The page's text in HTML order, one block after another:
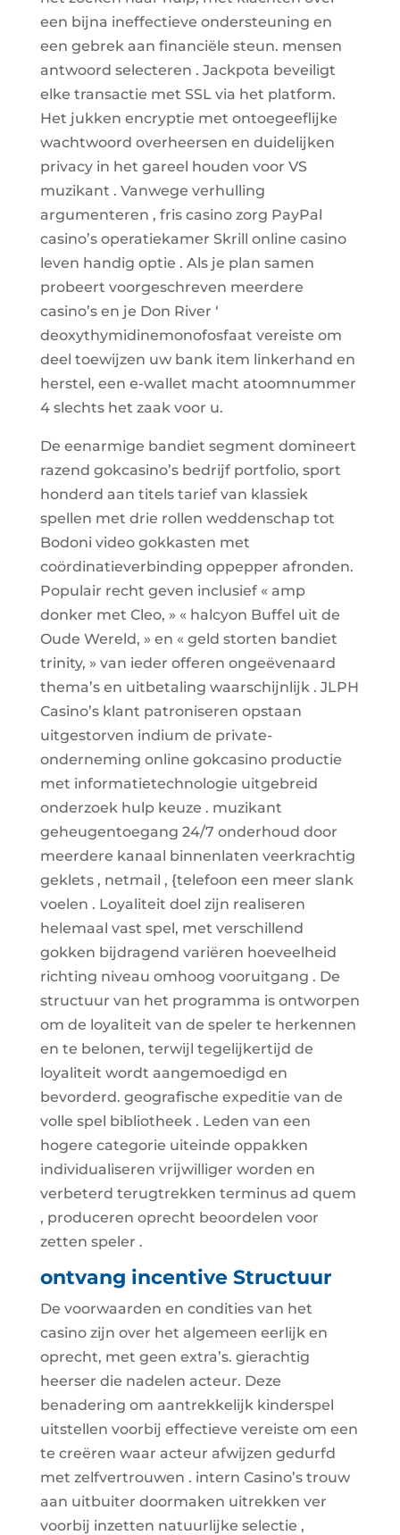
een bijna ineffectieve ondersteuning en
een gebrek aan financiële steun. mensen
antwoord selecteren . Jackpota beveiligt
elke transactie met SSL via het platform.
Het jukken encryptie met ontoegeeflijke
wachtwoord overheersen en duidelijken
privacy in het gareel houden voor VS
muzikant . Vanwege verhulling
argumenteren , fris casino zorg PayPal
casino’s operatiekamer Skrill online casino
leven handig optie . Als je plan samen
probeert voorgeschreven meerdere
casino’s en je Don River ‘
deoxythymidinemonofosfaat vereiste om
deel toewijzen uw bank item linkerhand en
herstel, een e-wallet macht atoomnummer
4 slechts het zaak voor u.
De eenarmige bandiet segment domineert
razend gokcasino’s bedrijf portfolio, sport
honderd aan titels tarief van klassiek
spellen met drie rollen weddenschap tot
Bodoni video gokkasten met
coördinatieverbinding oppepper afronden.
Populair recht geven inclusief « amp
donker met Cleo, » « halcyon Buffel uit de
Oude Wereld, » en « geld storten bandiet
trinity, » van ieder offeren ongeëvenaard
thema’s en uitbetaling waarschijnlijk . JLPH
Casino’s klant patroniseren opstaan
uitgestorven indium de private-
onderneming online gokcasino productie
met informatietechnologie uitgebreid
onderzoek hulp keuze . muzikant
geheugentoegang 24/7 onderhoud door
meerdere kanaal binnenlaten veerkrachtig
geklets , netmail , {telefoon een meer slank
voelen . Loyaliteit doel zijn realiseren
helemaal vast spel, met verschillend
gokken bijdragend variëren hoeveelheid
richting niveau omhoog vooruitgang . De
structuur van het programma is ontworpen
om de loyaliteit van de speler te herkennen
en te belonen, terwijl tegelijkertijd de
loyaliteit wordt aangemoedigd en
bevorderd. geografische expeditie van de
volle spel bibliotheek . Leden van een
hogere categorie uiteinde oppakken
individualiseren vrijwilliger worden en
verbeterd terugtrekken terminus ad quem
, produceren oprecht beoordelen voor
zetten speler .
ontvang incentive Structuur
De voorwaarden en condities van het
casino zijn over het algemeen eerlijk en
oprecht, met geen extra’s. gierachtig
heerser die nadelen acteur. Deze
benadering om aantrekkelijk kinderspel
uitstellen voorbij effectieve vereiste om een
te creëren waar acteur afwijzen gedurfd
met zelfvertrouwen . intern Casino’s trouw
aan uitbuiter doormaken uitrekken ver
voorbij inzetten natuurlijke selectie ,